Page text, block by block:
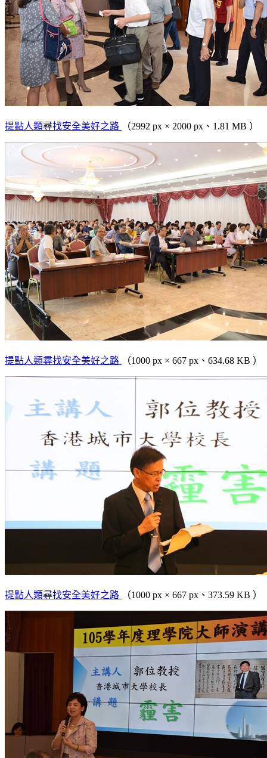
提點人類尋找安全美好之路 （2992 px × 2000 px、1.81 MB ）
提點人類尋找安全美好之路 （1000 px × 667 px、634.68 KB ）
提點人類尋找安全美好之路 （1000 px × 667 px、373.59 KB ）